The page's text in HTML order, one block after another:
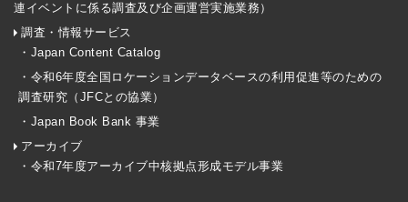
連イベントに係る調査及び企画運営実施業務）
調査・情報サービス
・Japan Content Catalog
・令和6年度全国ロケーションデータベースの利用促進等のための
調査研究（JFCとの協業）
・Japan Book Bank 事業
アーカイブ
・令和7年度アーカイブ中核拠点形成モデル事業